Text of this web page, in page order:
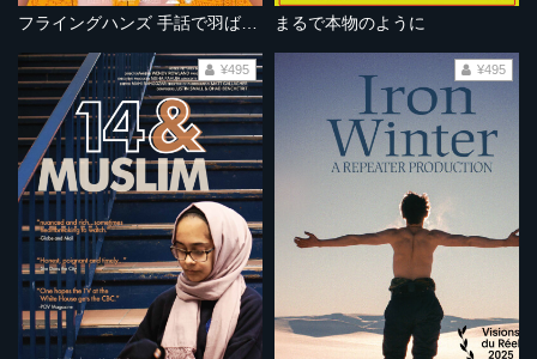
フライングハンズ 手話で羽ばたく まるで本物のように
¥495 ¥495